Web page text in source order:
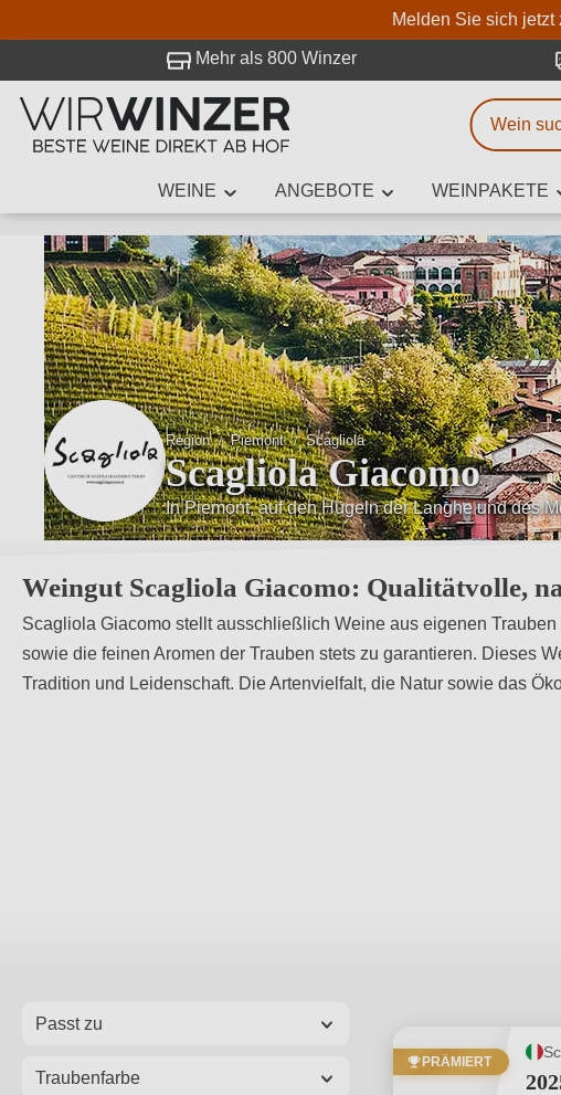
Melden Sie sich jetzt
Mehr als 800 Winzer
WEINE ANGEBOTE WEINPAKETE
Region Piemont Scagliola
Scagliola Giacomo
Respekt vor der Umgebung und der Biodiversität
Weingut Scagliola Giacomo: Qualitätvolle,
Scagliola Giacomo stellt ausschließlich Weine aus eigenen
sowie die feinen Aromen der Trauben stets zu garantieren. Dieses
Tradition und Leidenschaft. Die Artenvielfalt, die Natur sowie das
Passt zu
Traubenfarbe
PRÄMIERT
Weinsuche
Mindestens 3 Zeichen
Beschreiben Sie,
bei WirWinzer.